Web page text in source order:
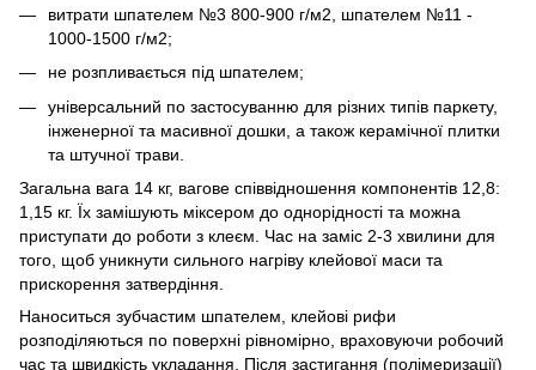
витрати шпателем №3 800-900 г/м2, шпателем №11 -
1000-1500 г/м2;
не розпливається під шпателем;
універсальний по застосуванню для різних типів паркету,
інженерної та масивної дошки, а також керамічної плитки
та штучної трави.
Загальна вага 14 кг, вагове співвідношення компонентів 12,8:
1,15 кг. Їх замішують міксером до однорідності та можна
приступати до роботи з клеєм. Час на заміс 2-3 хвилини для
того, щоб уникнути сильного нагріву клейової маси та
прискорення затвердіння.
Наноситься зубчастим шпателем, клейові рифи
розподіляються по поверхні рівномірно, враховуючи робочий
час та швидкість укладання. Після застигання (полімеризації)